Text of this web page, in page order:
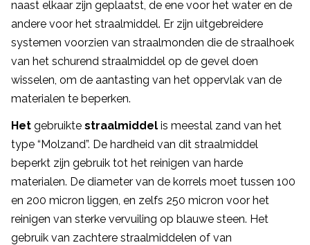
naast elkaar zijn geplaatst, de ene voor het water en de
andere voor het straalmiddel. Er zijn uitgebreidere
systemen voorzien van straalmonden die de straalhoek
van het schurend straalmiddel op de gevel doen
wisselen, om de aantasting van het oppervlak van de
materialen te beperken.
Het gebruikte straalmiddel is meestal zand van het
type “Molzand”. De hardheid van dit straalmiddel
beperkt zijn gebruik tot het reinigen van harde
materialen. De diameter van de korrels moet tussen 100
en 200 micron liggen, en zelfs 250 micron voor het
reinigen van sterke vervuiling op blauwe steen. Het
gebruik van zachtere straalmiddelen of van